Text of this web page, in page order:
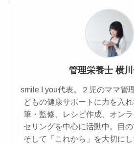
管理栄養士 横
smile I you代表。２児のママ管
どもの健康サポートに力を入
筆・監修、レシピ作成、オン
セリングを中心に活動中。目の
そして「これから」を大切に